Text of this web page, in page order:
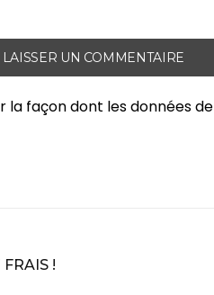
la façon dont les données de
FRAIS !